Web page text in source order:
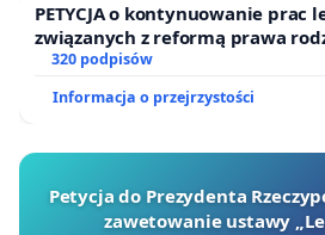
PETYCJA o kontynuowanie prac
związanych z reformą prawa
320 podpisów
Informacja o przejrzystości
Petycja do Prezydenta
zawetowanie ustawy